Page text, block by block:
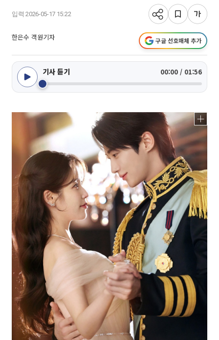
입력 2026-05-17 15:22
한은수 객원기자 구글 선호매체 추가
기사 듣기 00:00 / 01:56